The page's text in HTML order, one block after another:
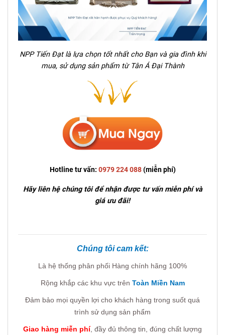
NPP Tiến Đạt là lựa chọn tốt nhất cho Bạn và gia đình khi
mua, sử dụng sản phẩm từ Tân Á Đại Thành
Hotline tư vấn: 0979 224 088(miễn phí)
Hãy liên hệ chúng tôi để nhận được tư vấn miễn phí và
giá ưu đãi!
Chúng tôi cam kết:
Là hệ thống phân phối Hàng chính hãng 100%
Rộng khắp các khu vực trên Toàn Miền Nam
Đảm bảo mọi quyền lợi cho khách hàng trong suốt quá
trình sử dụng sản phẩm
Giao hàng miễn phí, đầy đủ thông tin, đúng chất lượng